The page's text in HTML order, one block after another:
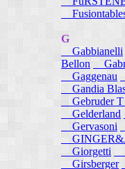
G
Gabbianelli
Bellon
Gaggenau
Gandia
Gebruder T
Gelderland
Gervasoni
Giorgetti
Girsberger